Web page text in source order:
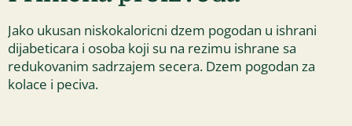
Jako ukusan niskokaloricni dzem pogodan u ishrani
dijabeticara i osoba koji su na rezimu ishrane sa
redukovanim sadrzajem secera. Dzem pogodan za
kolace i peciva.